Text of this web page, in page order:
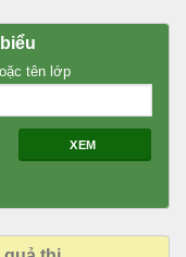
tên lớp
XEM